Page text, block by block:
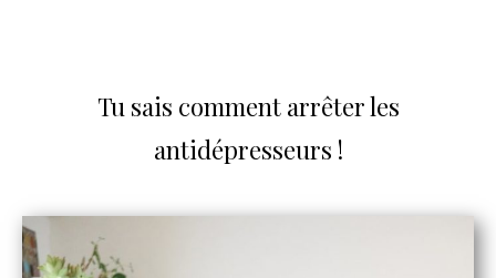
Tu sais comment arrêter les
antidépresseurs !